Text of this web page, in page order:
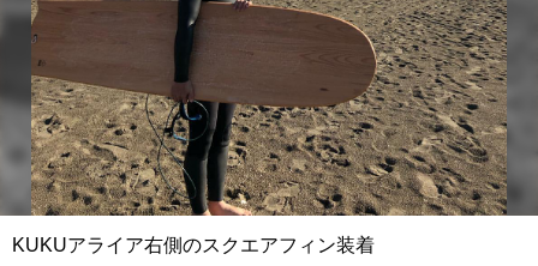
KUKUアライア右側のスクエアフィン装着